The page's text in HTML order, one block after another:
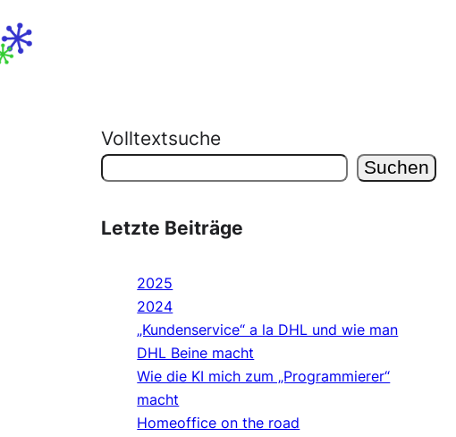
Volltextsuche
Suchen
Letzte Beiträge
2025
2024
„Kundenservice“ a la DHL und wie man
DHL Beine macht
Wie die KI mich zum „Programmierer“
macht
Homeoffice on the road